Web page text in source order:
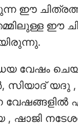
ഈ
ഈ
വേഷം
സിയാദ് യദു
, ഷാജി